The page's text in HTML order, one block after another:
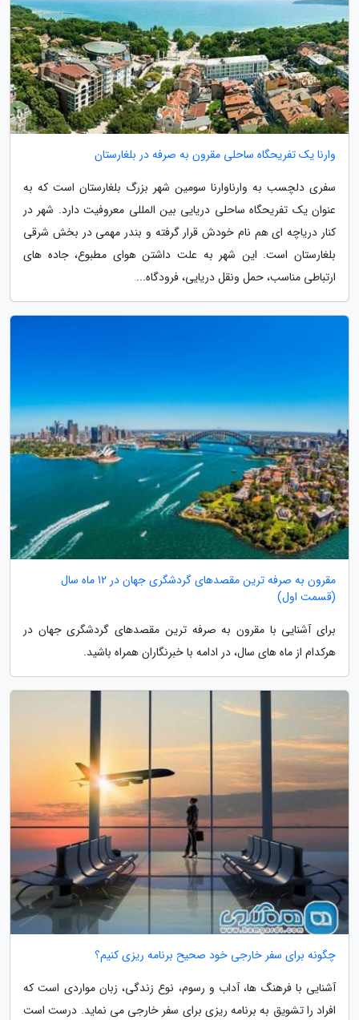
وارنا یک تفریحگاه ساحلی مقرون به صرفه در بلغارستان
سفری دلچسب به وارناوارنا سومین شهر بزرگ بلغارستان است که به
عنوان یک تفریحگاه ساحلی دریایی بین المللی معروفیت دارد. شهر در
کنار دریاچه ای هم نام خودش قرار گرفته و بندر مهمی در بخش شرقی
بلغارستان است. این شهر به علت داشتن هوای مطبوع، جاده های
ارتباطی مناسب، حمل ونقل دریایی، فرودگاه...
مقرون به صرفه ترین مقصدهای گردشگری جهان در 12 ماه سال
(قسمت اول)
برای آشنایی با مقرون به صرفه ترین مقصدهای گردشگری جهان در
هرکدام از ماه های سال، در ادامه با خبرنگاران همراه باشید.
چگونه برای سفر خارجی خود صحیح برنامه ریزی کنیم؟
آشنایی با فرهنگ ها، آداب و رسوم، نوع زندگی، زبان مواردی است که
افراد را تشویق به برنامه ریزی برای سفر خارجی می نماید. درست است